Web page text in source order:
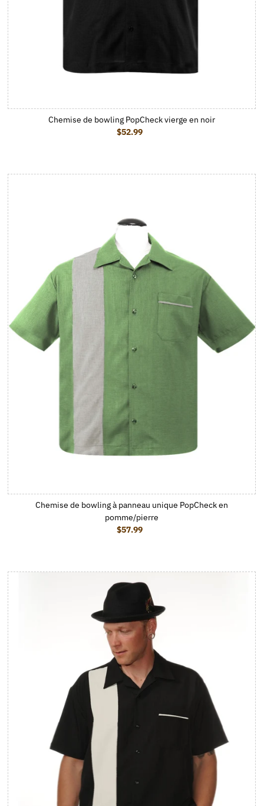
Chemise de bowling PopCheck vierge en noir
Prix ordinaire
$52.99
Chemise de bowling à panneau unique PopCheck en
pomme/pierre
Prix ordinaire
$57.99